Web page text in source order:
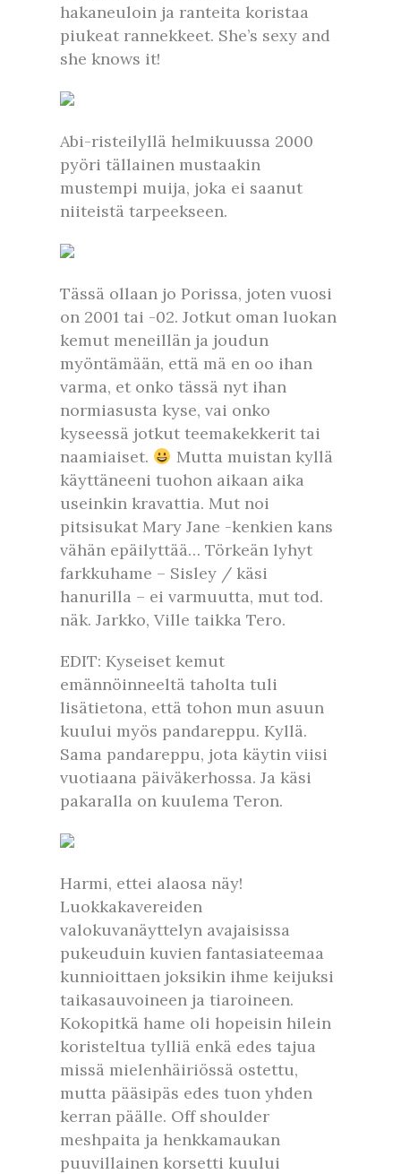
hakaneuloin ja ranteita koristaa
piukeat rannekkeet. She’s sexy and
she knows it!
Abi-risteilyllä helmikuussa 2000
pyöri tällainen mustaakin
mustempi muija, joka ei saanut
niiteistä tarpeekseen.
Tässä ollaan jo Porissa, joten vuosi
on 2001 tai -02. Jotkut oman luokan
kemut meneillän ja joudun
myöntämään, että mä en oo ihan
varma, et onko tässä nyt ihan
normiasusta kyse, vai onko
kyseessä jotkut teemakekkerit tai
naamiaiset.
Mutta muistan kyllä
käyttäneeni tuohon aikaan aika
useinkin kravattia. Mut noi
pitsisukat Mary Jane -kenkien kans
vähän epäilyttää… Törkeän lyhyt
farkkuhame – Sisley / käsi
hanurilla – ei varmuutta, mut tod.
näk. Jarkko, Ville taikka Tero.
EDIT: Kyseiset kemut
emännöinneeltä taholta tuli
lisätietona, että tohon mun asuun
kuului myös pandareppu. Kyllä.
Sama pandareppu, jota käytin viisi
vuotiaana päiväkerhossa. Ja käsi
pakaralla on kuulema Teron.
Harmi, ettei alaosa näy!
Luokkakavereiden
valokuvanäyttelyn avajaisissa
pukeuduin kuvien fantasiateemaa
kunnioittaen joksikin ihme keijuksi
taikasauvoineen ja tiaroineen.
Kokopitkä hame oli hopeisin hilein
koristeltua tylliä enkä edes tajua
missä mielenhäiriössä ostettu,
mutta pääsipäs edes tuon yhden
kerran päälle. Off shoulder
meshpaita ja henkkamaukan
puuvillainen korsetti kuului